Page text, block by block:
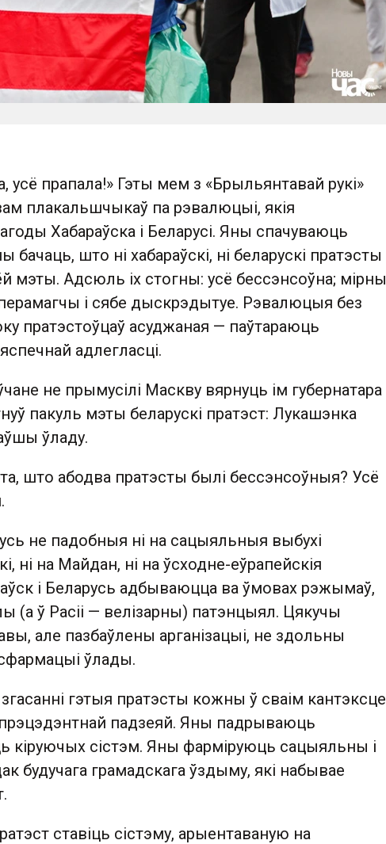
усё прапала!» Гэты мем з «Брыльянтавай рукі»
плакальшчыкаў па рэвалюцыі, якія
Хабараўска і Беларусі. Яны спачуваюць
бачаць, што ні хабараўскі, ні беларускі пратэсты
мэты. Адсюль іх стогны: усё бессэнсоўна; мірны
і сябе дыскрэдытуе. Рэвалюцыя без
пратэстоўцаў асуджаная — паўтараюць
адлегласці.
не прымусілі Маскву вярнуць ім губернатара
пакуль мэты беларускі пратэст: Лукашэнка
ўладу.
што абодва пратэсты былі бессэнсоўныя? Усё
не падобныя ні на сацыяльныя выбухі
ні на Майдан, ні на ўсходне-еўрапейскія
і Беларусь адбываюцца ва ўмовах рэжымаў,
(а ў Расіі — велізарны) патэнцыял. Цякучы
але пазбаўлены арганізацыі, не здольны
ўлады.
гэтыя пратэсты кожны ў сваім кантэксце
падзеяй. Яны падрываюць
кіруючых сістэм. Яны фарміруюць сацыяльны і
будучага грамадскага ўздыму, які набывае
ставіць сістэму, арыентаваную на